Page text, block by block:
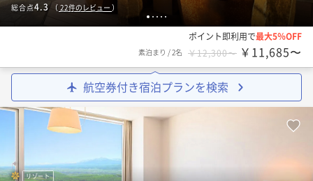
1 2 3 4 5
総合点4.3（ 22件のレビュー ）
ポイント即利用で最大5％OFF
素泊まり /2名 ￥12,300〜 ￥11,685〜
航空券付き宿泊プランを検索
リゾート